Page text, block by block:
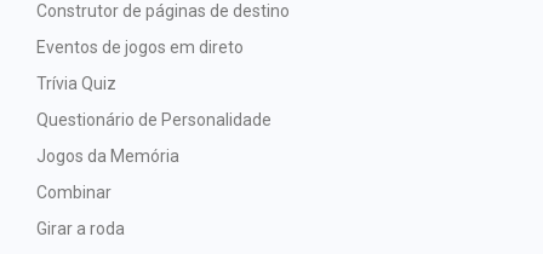
Construtor de páginas de destino
Eventos de jogos em direto
Trívia Quiz
Questionário de Personalidade
Jogos da Memória
Combinar
Girar a roda